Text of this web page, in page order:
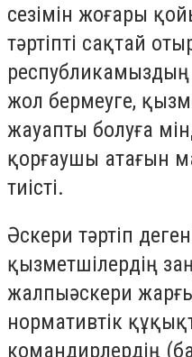
сезімін жоғары
тәртіпті сақтай
жол бермеуге,
жауапты болуға
қорғаушы атағын
тиісті.
Әскери тәртіп
қызметшілердің
жалпыәскери
нормативтік
командирлердің